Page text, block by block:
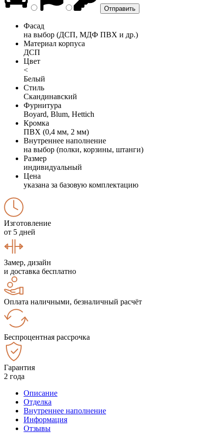
Фасад
на выбор (ДСП, МДФ ПВХ и др.)
Материал корпуса
ДСП
Цвет
<
Белый
Стиль
Скандинавский
Фурнитура
Boyard, Blum, Hettich
Кромка
ПВХ (0,4 мм, 2 мм)
Внутреннее наполнение
на выбор (полки, корзины, штанги)
Размер
индивидуальный
Цена
указана за базовую комплектацию
Изготовление
от 5 дней
Замер, дизайн
и доставка бесплатно
Оплата наличными, безналичный расчёт
Беспроцентная рассрочка
Гарантия
2 года
Описание
Отделка
Внутреннее наполнение
Информация
Отзывы